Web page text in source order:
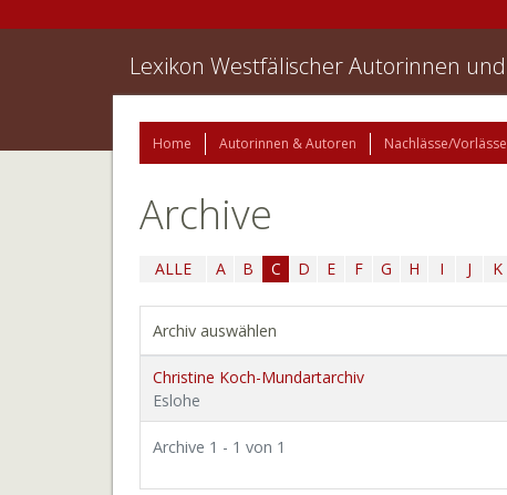
Lexikon Westfälischer Autorinnen
Home Autorinnen & Autoren Nachlässe/Vorlässe
Archive
ALLE A B C D E F G H I J K
Archiv auswählen
Christine Koch-Mundartarchiv
Eslohe
Archive 1 - 1 von 1